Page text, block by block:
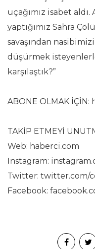
uçağımız isabet
yaptığımız Sahra
savaşından nasibimizi
düşürmek
karşılaştık?”
ABONE OLMAK
TAKİP ETMEYİ
Web: haberci.com
Instagram:
Twitter: twitter.com/
Facebook: